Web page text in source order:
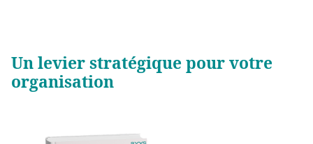
Un levier stratégique pour votre
organisation